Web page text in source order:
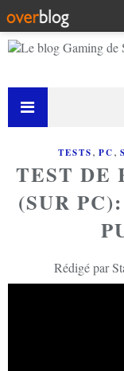
TESTS, PC,
TEST DE
(SUR
Rédigé par